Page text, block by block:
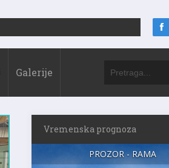
Galerije
Vremenska prognoza
PROZOR - RAMA